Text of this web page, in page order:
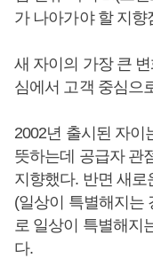
가 나아가야 할 지
새 자이의 가장 큰
심에서 고객 중심으
2002년 출시된 자이
뜻하는데 공급자 관
지향했다. 반면 새로
(일상이 특별해지는
로 일상이 특별해지
다.